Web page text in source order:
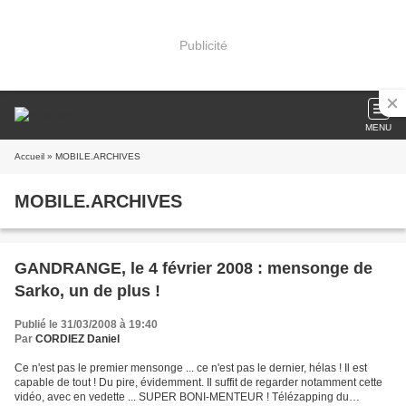
Publicité
MENU
Accueil » MOBILE.ARCHIVES
MOBILE.ARCHIVES
GANDRANGE, le 4 février 2008 : mensonge de
Sarko, un de plus !
Publié le 31/03/2008 à 19:40
Par CORDIEZ Daniel
Ce n'est pas le premier mensonge ... ce n'est pas le dernier, hélas ! Il est
capable de tout ! Du pire, évidemment. Il suffit de regarder notamment cette
vidéo, avec en vedette ... SUPER BONI-MENTEUR ! Télézapping du